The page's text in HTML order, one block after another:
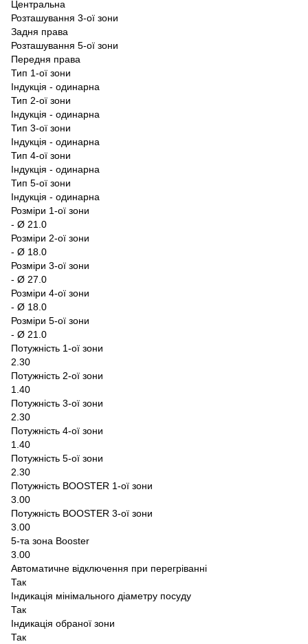
Центральна
Розташування 3-ої зони
Задня права
Розташування 5-ої зони
Передня права
Тип 1-ої зони
Індукція - одинарна
Тип 2-ої зони
Індукція - одинарна
Тип 3-ої зони
Індукція - одинарна
Тип 4-ої зони
Індукція - одинарна
Тип 5-ої зони
Індукція - одинарна
Розміри 1-ої зони
- Ø 21.0
Розміри 2-ої зони
- Ø 18.0
Розміри 3-ої зони
- Ø 27.0
Розміри 4-ої зони
- Ø 18.0
Розміри 5-ої зони
- Ø 21.0
Потужність 1-ої зони
2.30
Потужність 2-ої зони
1.40
Потужність 3-ої зони
2.30
Потужність 4-ої зони
1.40
Потужність 5-ої зони
2.30
Потужність BOOSTER 1-ої зони
3.00
Потужність BOOSTER 3-ої зони
3.00
5-та зона Booster
3.00
Автоматичне відключення при перегріванні
Так
Індикація мінімального діаметру посуду
Так
Індикація обраної зони
Так